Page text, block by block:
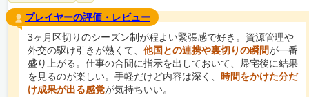
プレイヤーの評価・レビュー
3ヶ月区切りのシーズン制が程よい緊張感で好き。資源管理や
外交の駆け引きが熱くて、 他国との連携や裏切りの瞬間が一番
盛り上がる。仕事の合間に指示を出しておいて、帰宅後に結果
を見るのが楽しい。手軽だけど内容は深く、 時間をかけた分だ
け成果が出る感覚が気持ちいい。